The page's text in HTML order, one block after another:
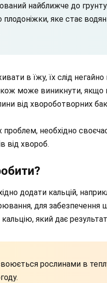
найближче до
плодоніжки, яке стає
в їжу, їх слід
може виникнути, якщо
від хвороботворних
проблем, необхідно
від хвороб.
додати кальцій,
для забезпечення
кальцію, який дає
рослинами в